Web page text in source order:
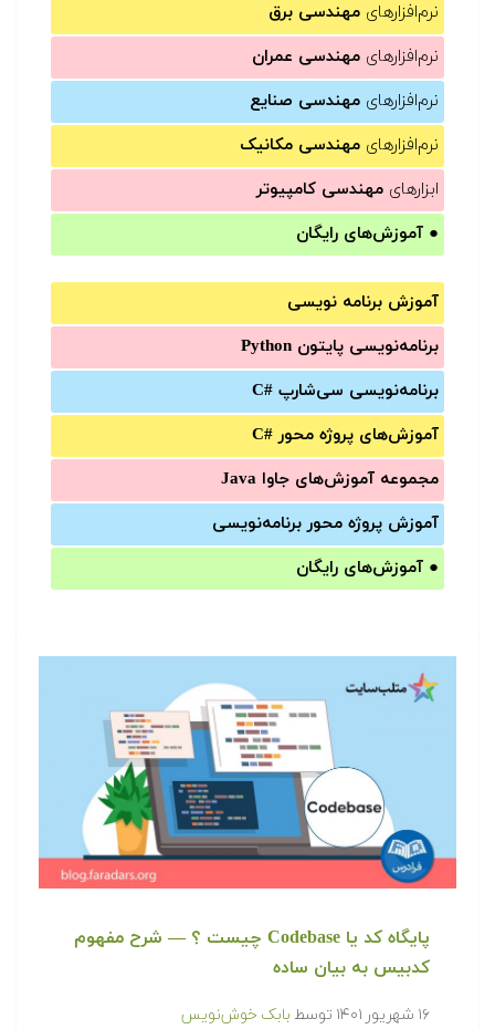
نرم‌افزارهای مهندسی برق
نرم‌افزارهای مهندسی عمران
نرم‌افزارهای مهندسی صنایع
نرم‌افزارهای مهندسی مکانیک
ابزارهای مهندسی کامپیوتر
● آموزش‌های رایگان
آموزش برنامه نویسی
برنامه‌نویسی پایتون Python
برنامه‌‌نویسی سی‌شارپ C#‎
آموزش‌های پروژه محور #C
مجموعه آموزش‌های جاوا Java
آموزش‌ پروژه محور برنامه‌نویسی
● آموزش‌های رایگان
پایگاه کد یا Codebase چیست ؟ — شرح مفهوم
کدبیس به بیان ساده
۱۶ شهریور ۱۴۰۱ توسط بابک خوش‌نویس